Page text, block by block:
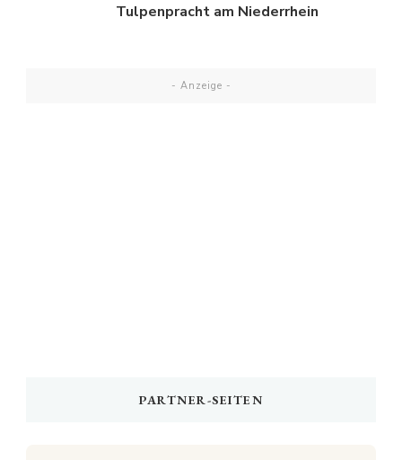
Tulpenpracht am Niederrhein
- Anzeige -
PARTNER-SEITEN